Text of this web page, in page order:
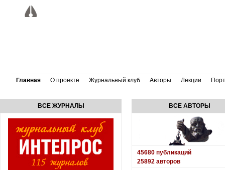
Главная О проекте Журнальный клуб Авторы Лекции
ВСЕ ЖУРНАЛЫ ВСЕ АВТОРЫ
45680 публикаций
25892 авторов